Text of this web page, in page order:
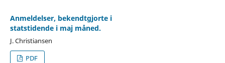
Anmeldelser, bekendtgjorte i
statstidende i maj måned.
J. Christiansen
PDF